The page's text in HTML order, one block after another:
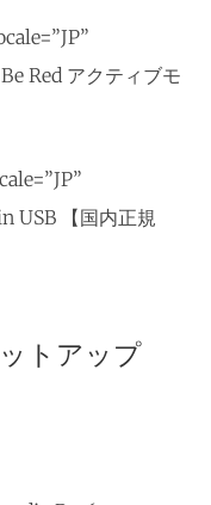
Red アクティブモ
USB 【国内正規
トアップ